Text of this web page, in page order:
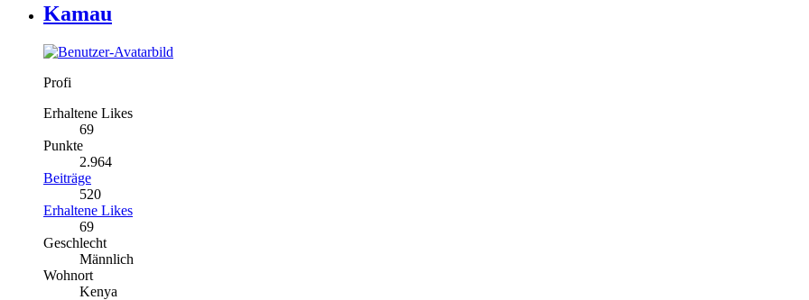
Kamau
Profi
Erhaltene Likes
69
Punkte
2.964
Beiträge
520
Erhaltene Likes
69
Geschlecht
Männlich
Wohnort
Kenya